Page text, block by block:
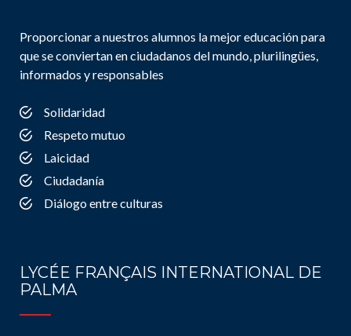
Proporcionar a nuestros alumnos la mejor educación para
que se conviertan en ciudadanos del mundo, plurilingües,
informados y responsables
Solidaridad
Respeto mutuo
Laicidad
Ciudadanía
Diálogo entre culturas
LYCÉE FRANÇAIS INTERNATIONAL DE
PALMA